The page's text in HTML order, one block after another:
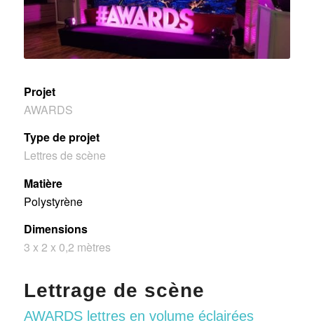
Projet
AWARDS
Type de projet
Lettres de scène
Matière
Polystyrène
Dimensions
3 x 2 x 0,2 mètres
Lettrage de scène
AWARDS lettres en volume éclairées